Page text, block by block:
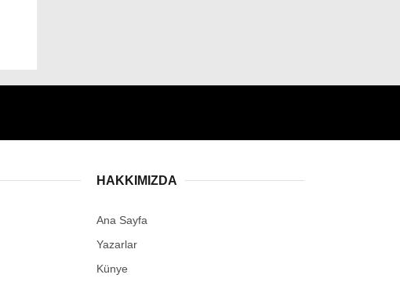
HAKKIMIZDA
Ana Sayfa
Yazarlar
Künye